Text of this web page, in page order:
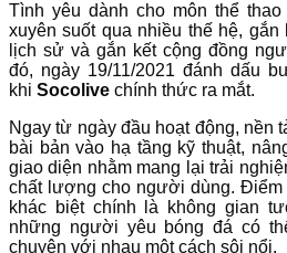
Tình yêu dành cho môn thể
xuyên suốt qua nhiều thế hệ,
lịch sử và gắn kết cộng đồng
đó, ngày 19/11/2021 đánh dấu
khi Socolive chính thức ra mắt.
Ngay từ ngày đầu hoạt động, nền
bài bản vào hạ tầng kỹ thuật,
giao diện nhằm mang lại trải
chất lượng cho người dùng.
khác biệt chính là không gian
những người yêu bóng đá có
chuyện với nhau một cách sôi nổi.